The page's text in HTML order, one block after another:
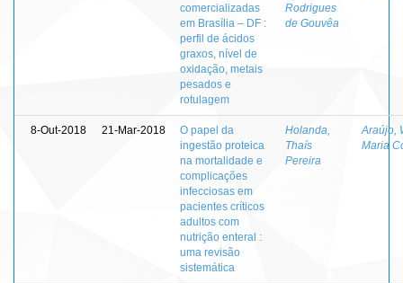
comercializadas
em Brasília – DF :
perfil de ácidos
graxos, nível de
oxidação, metais
pesados e
rotulagem
Rodrigues
de Gouvêa
8-Out-2018 21-Mar-2018
O papel da
ingestão proteica
na mortalidade e
complicações
infecciosas em
pacientes críticos
adultos com
nutrição enteral :
uma revisão
sistemática
Holanda,
Thaís
Pereira
Araújo,
Maria